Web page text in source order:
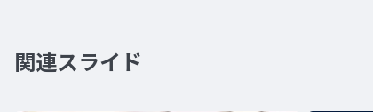
関連スライド